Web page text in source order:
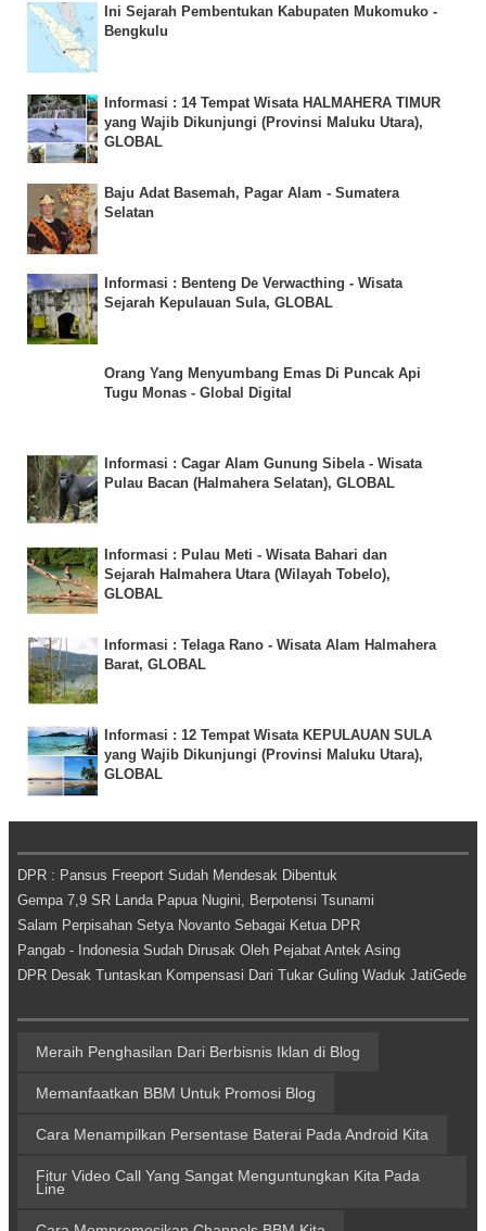
Ini Sejarah Pembentukan Kabupaten Mukomuko -
Bengkulu
Informasi : 14 Tempat Wisata HALMAHERA TIMUR
yang Wajib Dikunjungi (Provinsi Maluku Utara),
GLOBAL
Baju Adat Basemah, Pagar Alam - Sumatera
Selatan
Informasi : Benteng De Verwacthing - Wisata
Sejarah Kepulauan Sula, GLOBAL
Orang Yang Menyumbang Emas Di Puncak Api
Tugu Monas - Global Digital
Informasi : Cagar Alam Gunung Sibela - Wisata
Pulau Bacan (Halmahera Selatan), GLOBAL
Informasi : Pulau Meti - Wisata Bahari dan
Sejarah Halmahera Utara (Wilayah Tobelo),
GLOBAL
Informasi : Telaga Rano - Wisata Alam Halmahera
Barat, GLOBAL
Informasi : 12 Tempat Wisata KEPULAUAN SULA
yang Wajib Dikunjungi (Provinsi Maluku Utara),
GLOBAL
DPR : Pansus Freeport Sudah Mendesak Dibentuk
Gempa 7,9 SR Landa Papua Nugini, Berpotensi Tsunami
Salam Perpisahan Setya Novanto Sebagai Ketua DPR
Pangab - Indonesia Sudah Dirusak Oleh Pejabat Antek Asing
DPR Desak Tuntaskan Kompensasi Dari Tukar Guling Waduk JatiGede
Meraih Penghasilan Dari Berbisnis Iklan di Blog
Memanfaatkan BBM Untuk Promosi Blog
Cara Menampilkan Persentase Baterai Pada Android Kita
Fitur Video Call Yang Sangat Menguntungkan Kita Pada
Line